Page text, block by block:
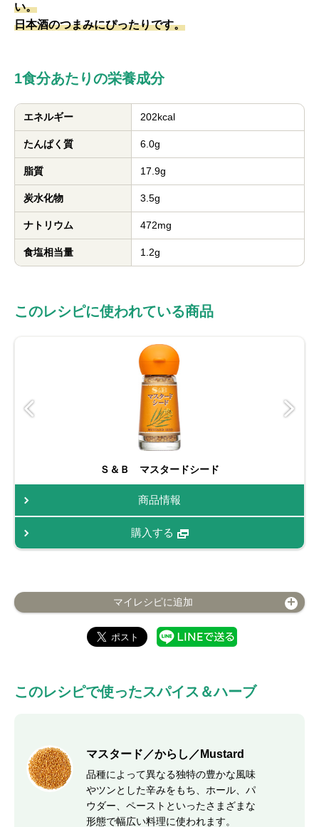
い。
日本酒のつまみにぴったりです。
1食分あたりの栄養成分
エネルギー 202kcal
たんぱく質 6.0g
脂質 17.9g
炭水化物 3.5g
ナトリウム 472mg
食塩相当量 1.2g
このレシピに使われている商品
Ｓ＆Ｂ マスタードシード
商品情報
購入する
マイレシピに追加
このレシピで使ったスパイス＆ハーブ
マスタード／からし／Mustard
品種によって異なる独特の豊かな風味
やツンとした辛みをもち、ホール、パ
ウダー、ペーストといったさまざまな
形態で幅広い料理に使われます。